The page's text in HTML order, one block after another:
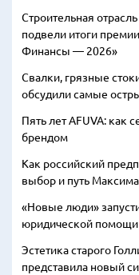
Строительная
подвели итоги
Финансы — 2026»
Свалки, грязные
обсудили самые
Пять лет AFUVA: как
брендом
Как российский
выбор и путь
«Новые люди»
юридической
Эстетика старого
представила новый